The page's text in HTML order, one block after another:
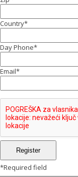
Country*
Day Phone*
Email*
*Required field